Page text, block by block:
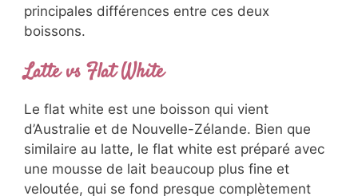
principales différences entre ces deux
boissons.
Latte vs Flat White
Le flat white est une boisson qui vient
d’Australie et de Nouvelle-Zélande. Bien que
similaire au latte, le flat white est préparé avec
une mousse de lait beaucoup plus fine et
veloutée, qui se fond presque complètement